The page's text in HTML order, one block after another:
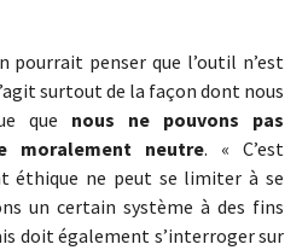
pourrait penser que l’outil n’est
surtout de la façon dont nous
que nous ne pouvons pas
moralement neutre. « C’est
éthique ne peut se limiter à se
un certain système à des fins
doit également s’interroger sur